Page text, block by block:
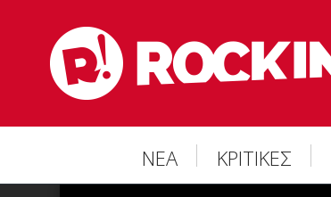
ΝΕΑ ΚΡΙΤΙΚΕΣ